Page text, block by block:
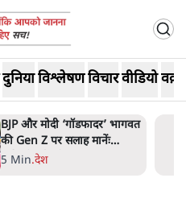
दुनियाविश्लेषणविचारवीडियो
मार्क ज़करबर्ग का माफीनामाः ये
बहुत अंदर की बात है
9 Min.विश्लेषण